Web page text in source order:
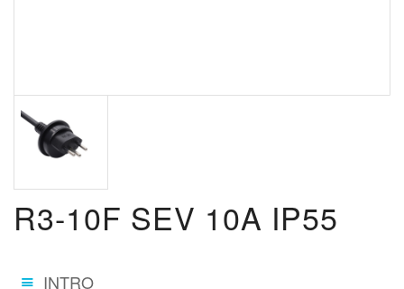
R3-10F SEV 10A IP55
INTRO